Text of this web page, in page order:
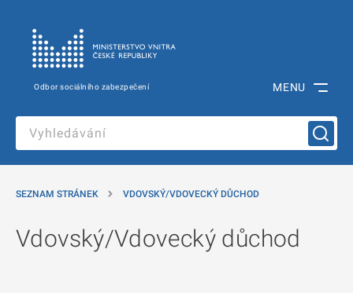
Odbor sociálního zabezpečení MENU
SEZNAM STRÁNEK VDOVSKÝ/VDOVECKÝ DŮCHOD
Vdovský/Vdovecký důchod